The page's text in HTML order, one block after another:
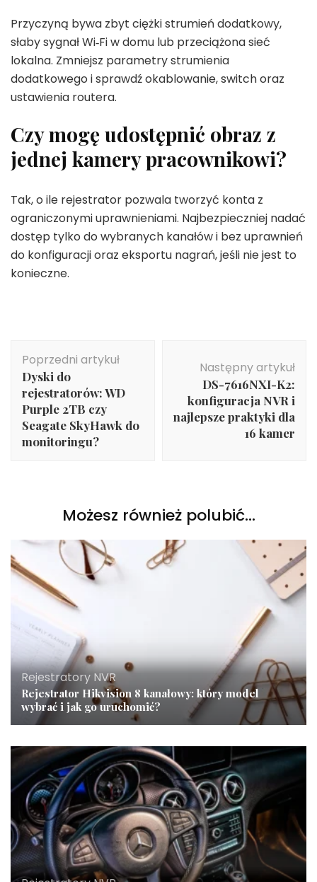
Przyczyną bywa zbyt ciężki strumień dodatkowy,
słaby sygnał Wi‑Fi w domu lub przeciążona sieć
lokalna. Zmniejsz parametry strumienia
dodatkowego i sprawdź okablowanie, switch oraz
ustawienia routera.
Czy mogę udostępnić obraz z
jednej kamery pracownikowi?
Tak, o ile rejestrator pozwala tworzyć konta z
ograniczonymi uprawnieniami. Najbezpieczniej nadać
dostęp tylko do wybranych kanałów i bez uprawnień
do konfiguracji oraz eksportu nagrań, jeśli nie jest to
konieczne.
wpisu
Poprzedni artykuł
Dyski do
rejestratorów: WD
Purple 2TB czy
Seagate SkyHawk do
monitoringu?
Następny artykuł
DS-7616NXI-K2:
konfiguracja NVR i
najlepsze praktyki dla
16 kamer
Możesz również polubić…
Rejestratory NVR
Rejestrator Hikvision 8 kanałowy: który model
wybrać i jak go uruchomić?